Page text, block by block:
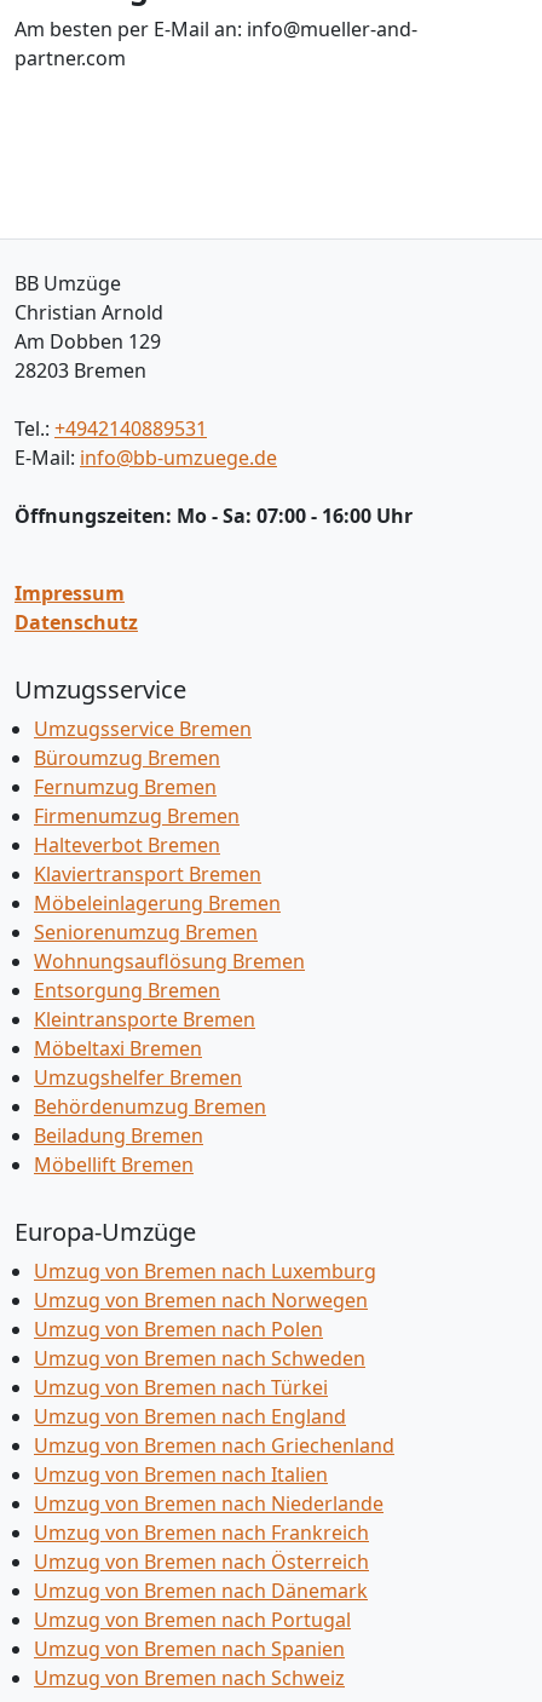
Am besten per E-Mail an: info@mueller-and-
partner.com
BB Umzüge
Christian Arnold
Am Dobben 129
28203 Bremen
Tel.: +4942140889531
E-Mail: info@bb-umzuege.de
Öffnungszeiten: Mo - Sa: 07:00 - 16:00 Uhr
Impressum
Datenschutz
Umzugsservice
Umzugsservice Bremen
Büroumzug Bremen
Fernumzug Bremen
Firmenumzug Bremen
Halteverbot Bremen
Klaviertransport Bremen
Möbeleinlagerung Bremen
Seniorenumzug Bremen
Wohnungsauflösung Bremen
Entsorgung Bremen
Kleintransporte Bremen
Möbeltaxi Bremen
Umzugshelfer Bremen
Behördenumzug Bremen
Beiladung Bremen
Möbellift Bremen
Europa-Umzüge
Umzug von Bremen nach Luxemburg
Umzug von Bremen nach Norwegen
Umzug von Bremen nach Polen
Umzug von Bremen nach Schweden
Umzug von Bremen nach Türkei
Umzug von Bremen nach England
Umzug von Bremen nach Griechenland
Umzug von Bremen nach Italien
Umzug von Bremen nach Niederlande
Umzug von Bremen nach Frankreich
Umzug von Bremen nach Österreich
Umzug von Bremen nach Dänemark
Umzug von Bremen nach Portugal
Umzug von Bremen nach Spanien
Umzug von Bremen nach Schweiz